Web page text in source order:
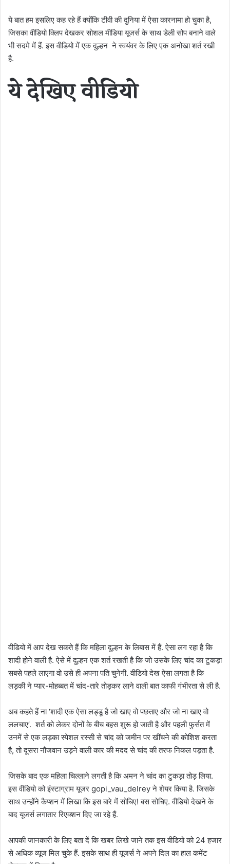
ये बात हम इसलिए कह रहे हैं क्योंकि टीवी की दुनिया में ऐसा कारनामा हो चुका है,
जिसका वीडियो क्लिप देखकर सोशल मीडिया यूजर्स के साथ डेली सोप बनाने वाले
भी सदमे में हैं. इस वीडियो में एक दुल्हन ने स्वयंवर के लिए एक अनोखा शर्त रखी
है.
ये देखिए वीडियो
वीडियो में आप देख सकते हैं कि महिला दुल्हन के लिबास में हैं. ऐसा लग रहा है कि
शादी होने वाली है. ऐसे में दुल्हन एक शर्त रखती है कि जो उसके लिए चांद का टुकड़ा
सबसे पहले लाएगा वो उसे ही अपना पति चुनेगी. वीडियो देख ऐसा लगता है कि
लड़की ने प्यार-मोहब्बत में चांद-तारे तोड़कर लाने वाली बात काफी गंभीरता से ली है.
अब कहते हैं ना ‘शादी एक ऐसा लड्डू है जो खाए वो पछताए और जो ना खाए वो
ललचाए’. शर्त को लेकर दोनों के बीच बहस शुरू हो जाती है और पहली फुर्सत में
उनमें से एक लड़का स्पेशल रस्सी से चांद को जमीन पर खींचने की कोशिश करता
है, तो दूसरा नौजवान उड़ने वाली कार की मदद से चांद की तरफ निकल पड़ता है.
जिसके बाद एक महिला चिल्लाने लगती है कि अमन ने चांद का टुकड़ा तोड़ लिया.
इस वीडियो को इंस्टाग्राम यूजर gopi_vau_delrey ने शेयर किया है. जिसके
साथ उन्होंने कैप्शन में लिखा कि इस बारे में सोचिए! बस सोचिए. वीडियो देखने के
बाद यूजर्स लगातार रिएक्शन दिए जा रहे हैं.
आपकी जानकारी के लिए बता दें कि खबर लिखे जाने तक इस वीडियो को 24 हजार
से अधिक व्यूज मिल चुके हैं. इसके साथ ही यूजर्स ने अपने दिल का हाल कमेंट